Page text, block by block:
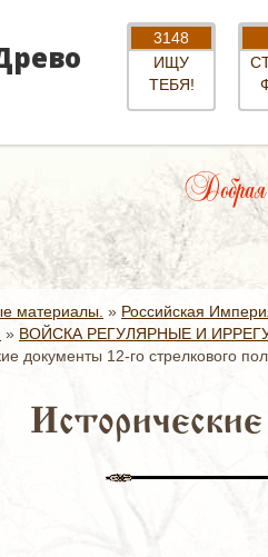
3148
ИЩУ
ТЕБЯ!
Добрая
материалы. » Российская
» ВОЙСКА РЕГУЛЯРНЫЕ И
документы 12-го стрелкового